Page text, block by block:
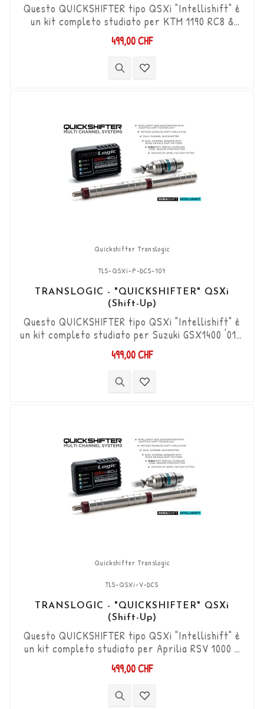
Questo QUICKSHIFTER tipo QSXi "Intellishift" è
un kit completo studiato per KTM 1190 RC8 &
RC8-R '08 - '10 (modelli con 2 candele), che
permette di aumentare le marce (Shift-Up)
senza utilizzare la frizione. Kit "Plug & Play"
compatibile con connettori originali. Funziona
499,00 CHF
Quickshifter Translogic
TLS-QSXi-P-DCS-107
TRANSLOGIC - "QUICKSHIFTER" QSXi
(Shift-Up)
Questo QUICKSHIFTER tipo QSXi "Intellishift" è
un kit completo studiato per Suzuki GSX1400 '01 -
'07, che permette di aumentare le marce (Shift-
Up) senza utilizzare la frizione. Kit "Plug & Play"
compatibile con connettori originali. Funziona
con cambi di marcia di tipo "Standard e Reverse".
499,00 CHF
Quickshifter Translogic
TLS-QSXi-V-DCS
TRANSLOGIC - "QUICKSHIFTER" QSXi
(Shift-Up)
Questo QUICKSHIFTER tipo QSXi "Intellishift" è
un kit completo studiato per Aprilia RSV 1000 R
'04 - '08 (solo modelli dotati di comandi
retromarcia con asta selettore), che permette
di aumentare le marce (Shift-Up) senza
utilizzare la frizione. Kit "Plug & Play"
499,00 CHF